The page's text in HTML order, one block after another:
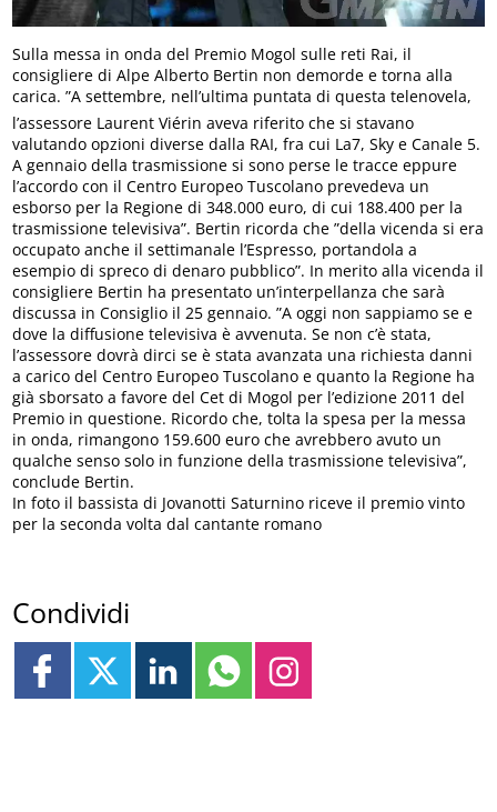
Sulla messa in onda del Premio Mogol sulle reti Rai, il
consigliere di Alpe Alberto Bertin non demorde e torna alla
carica. ”A settembre, nell’ultima puntata di questa telenovela,
l’assessore Laurent Viérin aveva riferito che si stavano
valutando opzioni diverse dalla RAI, fra cui La7, Sky e Canale 5.
A gennaio della trasmissione si sono perse le tracce eppure
l’accordo con il Centro Europeo Tuscolano prevedeva un
esborso per la Regione di 348.000 euro, di cui 188.400 per la
trasmissione televisiva”. Bertin ricorda che ”della vicenda si era
occupato anche il settimanale l’Espresso, portandola a
esempio di spreco di denaro pubblico”. In merito alla vicenda il
consigliere Bertin ha presentato un’interpellanza che sarà
discussa in Consiglio il 25 gennaio. ”A oggi non sappiamo se e
dove la diffusione televisiva è avvenuta. Se non c’è stata,
l’assessore dovrà dirci se è stata avanzata una richiesta danni
a carico del Centro Europeo Tuscolano e quanto la Regione ha
già sborsato a favore del Cet di Mogol per l’edizione 2011 del
Premio in questione. Ricordo che, tolta la spesa per la messa
in onda, rimangono 159.600 euro che avrebbero avuto un
qualche senso solo in funzione della trasmissione televisiva”,
conclude Bertin.
In foto il bassista di Jovanotti Saturnino riceve il premio vinto
per la seconda volta dal cantante romano
Condividi